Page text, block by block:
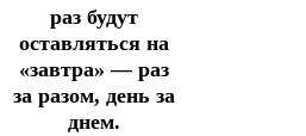
раз будут
оставляться на
«завтра» — раз
за разом, день за
днем.